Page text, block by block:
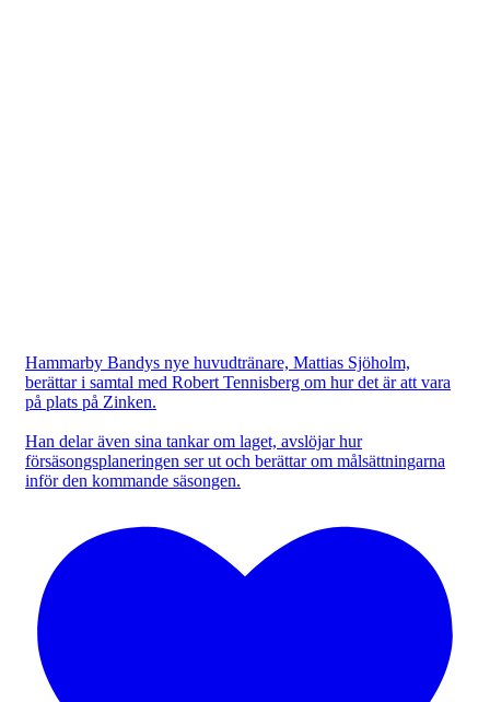
Hammarby Bandys nye huvudtränare, Mattias Sjöholm,
berättar i samtal med Robert Tennisberg om hur det är att vara
på plats på Zinken.
Han delar även sina tankar om laget, avslöjar hur
försäsongsplaneringen ser ut och berättar om målsättningarna
inför den kommande säsongen.